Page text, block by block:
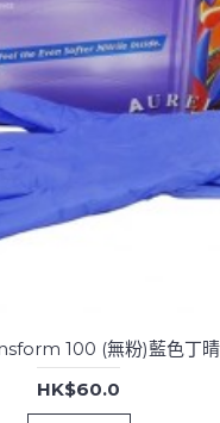
100 (無粉)藍色丁
HK$60.0